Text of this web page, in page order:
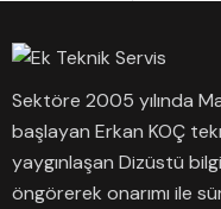
Sektöre 2005 yılında
başlayan Erkan KOÇ
yaygınlaşan Dizüstü
öngörerek onarımı ile